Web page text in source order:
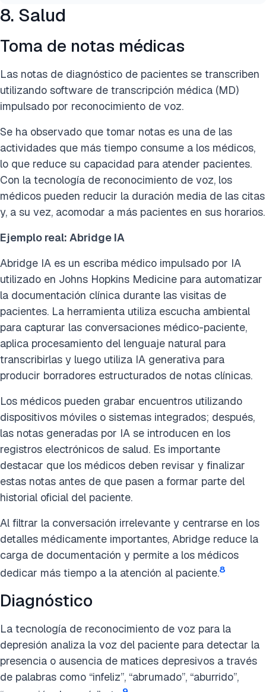
8. Salud
Toma de notas médicas
Las notas de diagnóstico de pacientes se transcriben
utilizando software de transcripción médica (MD)
impulsado por reconocimiento de voz.
Se ha observado que tomar notas es una de las
actividades que más tiempo consume a los médicos,
lo que reduce su capacidad para atender pacientes.
Con la tecnología de reconocimiento de voz, los
médicos pueden reducir la duración media de las citas
y, a su vez, acomodar a más pacientes en sus horarios.
Ejemplo real: Abridge IA
Abridge IA es un escriba médico impulsado por IA
utilizado en Johns Hopkins Medicine para automatizar
la documentación clínica durante las visitas de
pacientes. La herramienta utiliza escucha ambiental
para capturar las conversaciones médico-paciente,
aplica procesamiento del lenguaje natural para
transcribirlas y luego utiliza IA generativa para
producir borradores estructurados de notas clínicas.
Los médicos pueden grabar encuentros utilizando
dispositivos móviles o sistemas integrados; después,
las notas generadas por IA se introducen en los
registros electrónicos de salud. Es importante
destacar que los médicos deben revisar y finalizar
estas notas antes de que pasen a formar parte del
historial oficial del paciente.
Al filtrar la conversación irrelevante y centrarse en los
detalles médicamente importantes, Abridge reduce la
carga de documentación y permite a los médicos
dedicar más tiempo a la atención al paciente.8
Diagnóstico
La tecnología de reconocimiento de voz para la
depresión analiza la voz del paciente para detectar la
presencia o ausencia de matices depresivos a través
de palabras como “infeliz”, “abrumado”, “aburrido”,